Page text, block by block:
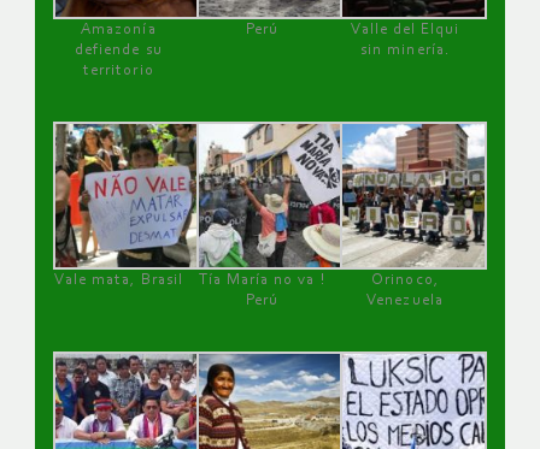
Amazonía
defiende su
territorio
Perú
Valle del Elqui
sin minería.
Vale mata, Brasil
Tía María no va !
Perú
Orinoco,
Venezuela